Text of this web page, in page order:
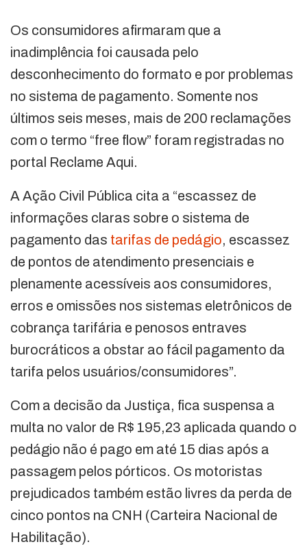
Os consumidores afirmaram que a
inadimplência foi causada pelo
desconhecimento do formato e por problemas
no sistema de pagamento. Somente nos
últimos seis meses, mais de 200 reclamações
com o termo “free flow” foram registradas no
portal Reclame Aqui.
A Ação Civil Pública cita a “escassez de
informações claras sobre o sistema de
pagamento das tarifas de pedágio, escassez
de pontos de atendimento presenciais e
plenamente acessíveis aos consumidores,
erros e omissões nos sistemas eletrônicos de
cobrança tarifária e penosos entraves
burocráticos a obstar ao fácil pagamento da
tarifa pelos usuários/consumidores”.
Com a decisão da Justiça, fica suspensa a
multa no valor de R$ 195,23 aplicada quando o
pedágio não é pago em até 15 dias após a
passagem pelos pórticos. Os motoristas
prejudicados também estão livres da perda de
cinco pontos na CNH (Carteira Nacional de
Habilitação).